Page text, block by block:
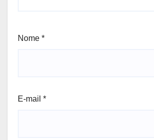
Nome *
E-mail *